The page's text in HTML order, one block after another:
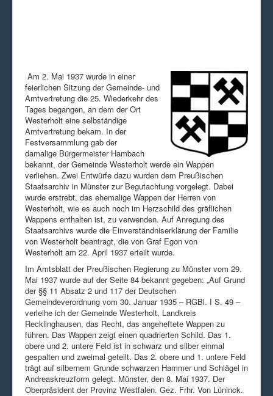
Am 2. Mai 1937 wurde in einer
feierlichen Sitzung der Gemeinde- und
Amtvertretung die 25. Wiederkehr des
Tages begangen, an dem der Ort
Westerholt eine selbständige
Amtvertretung bekam. In der
Festversammlung gab der
damalige Bürgermeister Hambach
bekannt, der Gemeinde Westerholt werde ein Wappen
verliehen. Zwei Entwürfe dazu wurden dem Preußischen
Staatsarchiv in Münster zur Begutachtung vorgelegt. Dabei
wurde erstrebt, das ehemalige Wappen der Herren von
Westerholt, wie es auch noch im Herzschild des gräflichen
Wappens enthalten ist, zu verwenden. Auf Anregung des
Staatsarchivs wurde die Einverständniserklärung der Familie
von Westerholt beantragt, die von Graf Egon von
Westerholt am 22. April 1937 erteilt wurde.
Im Amtsblatt der Preußischen Regierung zu Münster vom 29.
Mai 1937 wurde auf der Seite 84 bekannt gegeben: „Auf Grund
der §§ 11 Absatz 2 und 117 der Deutschen
Gemeindeverordnung vom 30. Januar 1935 – RGBl. I S. 49 –
verleihe ich der Gemeinde Westerholt, Landkreis
Recklinghausen, das Recht, das angeheftete Wappen zu
führen. Das Wappen zeigt einen quadrierten Schild. Das 1.
obere und 2. untere Feld ist in schwarz und silber einmal
gespalten und zweimal geteilt. Das 2. obere und 1. untere Feld
trägt auf silbernem Grunde schwarzen Hammer und Schlägel in
Andreaskreuzform gelegt. Münster, den 8. Mai 1937. Der
Oberpräsident der Provinz Westfalen. Gez. Frhr. Von Lüninck.